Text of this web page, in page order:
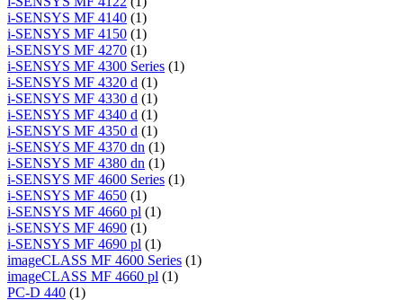
i-SENSYS MF 4140 (1)
i-SENSYS MF 4150 (1)
i-SENSYS MF 4270 (1)
i-SENSYS MF 4300 Series (1)
i-SENSYS MF 4320 d (1)
i-SENSYS MF 4330 d (1)
i-SENSYS MF 4340 d (1)
i-SENSYS MF 4350 d (1)
i-SENSYS MF 4370 dn (1)
i-SENSYS MF 4380 dn (1)
i-SENSYS MF 4600 Series (1)
i-SENSYS MF 4650 (1)
i-SENSYS MF 4660 pl (1)
i-SENSYS MF 4690 (1)
i-SENSYS MF 4690 pl (1)
imageCLASS MF 4600 Series (1)
imageCLASS MF 4660 pl (1)
PC-D 440 (1)